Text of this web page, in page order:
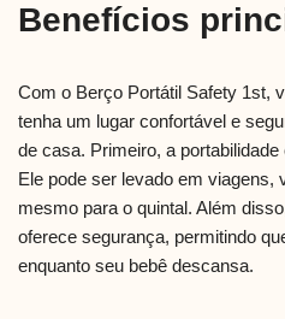
Benefícios
Com o Berço Portátil Safety 1st,
tenha um lugar confortável e
de casa. Primeiro, a
Ele pode ser levado em viagens,
mesmo para o quintal. Além
oferece segurança, permitindo
enquanto seu bebê descansa.